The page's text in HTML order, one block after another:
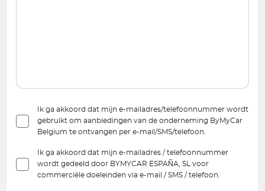
Ik ga akkoord dat mijn e-mailadres/telefoonnummer wordt
gebruikt om aanbiedingen van de onderneming ByMyCar
Belgium te ontvangen per e-mail/SMS/telefoon.
Ik ga akkoord dat mijn e-mailadres / telefoonnummer
wordt gedeeld door BYMYCAR ESPAÑA, SL voor
commerciële doeleinden via e-mail / SMS / telefoon.